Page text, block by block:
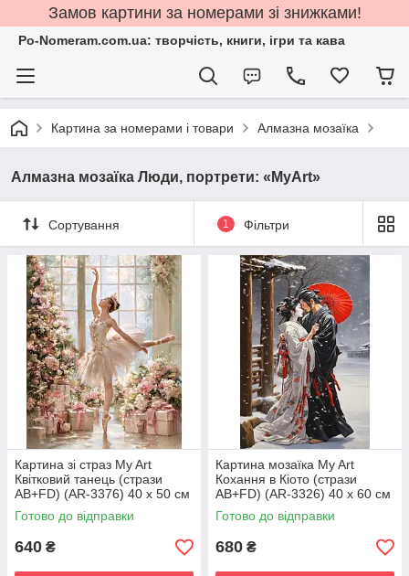
Замов картини за номерами зі знижками!
Po-Nomeram.com.ua: творчість, книги, ігри та кава
Картина за номерами і товари Алмазна мозаїка
Алмазна мозаїка Люди, портрети: «MyArt»
Сортування 1 Фільтри
Картина зі страз My Art
Квітковий танець (стрази
AB+FD) (AR-3376) 40 х 50 см
(На підрамнику)
Готово до відправки
640 ₴
Картина мозаїка My Art
Кохання в Кіото (стрази
AB+FD) (AR-3326) 40 х 60 см
(На підрамнику)
Готово до відправки
680 ₴